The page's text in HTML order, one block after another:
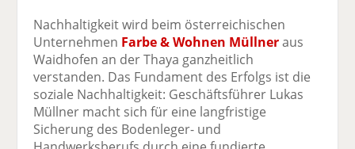
Nachhaltigkeit wird beim österreichischen
Unternehmen Farbe & Wohnen Müllneraus
Waidhofen an der Thaya ganzheitlich
verstanden. Das Fundament des Erfolgs ist die
soziale Nachhaltigkeit: Geschäftsführer Lukas
Müllner macht sich für eine langfristige
Sicherung des Bodenleger- und